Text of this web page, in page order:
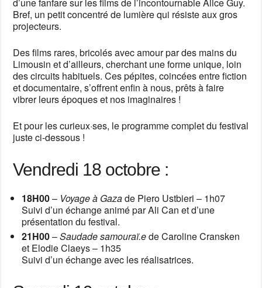
Bref, un petit concentré de lumière qui résiste aux gros
projecteurs.
Des films rares, bricolés avec amour par des mains du
Limousin et d’ailleurs, cherchant une forme unique, loin
des circuits habituels. Ces pépites, coincées entre fiction
et documentaire, s’offrent enfin à nous, prêts à faire
vibrer leurs époques et nos imaginaires !
Et pour les curieux·ses, le programme complet du festival
juste ci-dessous !
Vendredi 18 octobre :
18H00– Voyage à Gazade Piero Ustbieri – 1h07
Suivi d’un échange animé par Ali Can et d’une
présentation du festival.
21H00–Saudade samouraï.ede Caroline Cransken
et Elodie Claeys – 1h35
Suivi d’un échange avec les réalisatrices.